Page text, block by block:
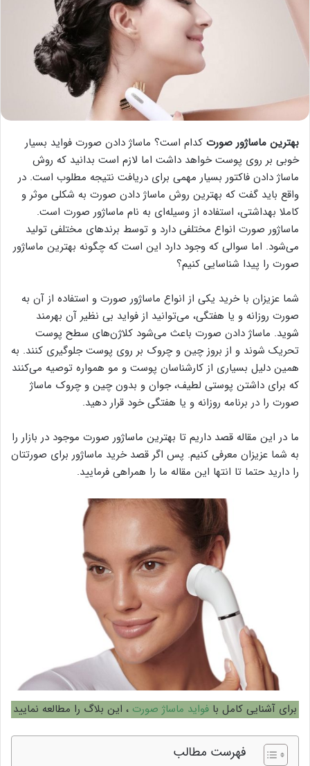
بهترین ماساژور صورت کدام است؟ ماساژ دادن صورت فواید بسیار
خوبی بر روی پوست خواهد داشت اما لازم است بدانید که روش
ماساژ دادن فاکتور بسیار مهمی برای دریافت نتیجه مطلوب است. در
واقع باید گفت که بهترین روش ماساژ دادن صورت به شکلی موثر و
کاملا بهداشتی، استفاده از وسیله‌ای به نام ماساژور صورت است.
ماساژور صورت انواع مختلفی دارد و توسط برند‌های مختلفی تولید
می‌شود. اما سوالی که وجود دارد این است که چگونه بهترین ماساژور
صورت را پیدا شناسایی کنیم؟
شما عزیزان با خرید یکی از انواع ماساژور صورت و استفاده از آن به
صورت روزانه و یا هفتگی، می‌توانید از فواید بی نظیر آن بهرمند
شوید. ماساژ دادن صورت باعث می‌شود کلاژن‌های سطح پوست
تحریک شوند و از بروز چین و چروک بر روی پوست جلوگیری کنند. به
همین دلیل بسیاری از کارشناسان پوست و مو همواره توصیه می‌کنند
که برای داشتن پوستی لطیف، جوان و بدون چین و چروک ماساژ
صورت را در برنامه روزانه و یا هفتگی خود قرار دهید.
ما در این مقاله قصد داریم تا بهترین ماساژور صورت موجود در بازار را
به شما عزیزان معرفی کنیم. پس اگر قصد خرید ماساژور برای صورتتان
را دارید حتما تا انتها این مقاله ما را همراهی فرمایید.
برای آشنایی کامل با فواید ماساژ صورت ، این بلاگ را مطالعه نمایید
فهرست مطالب